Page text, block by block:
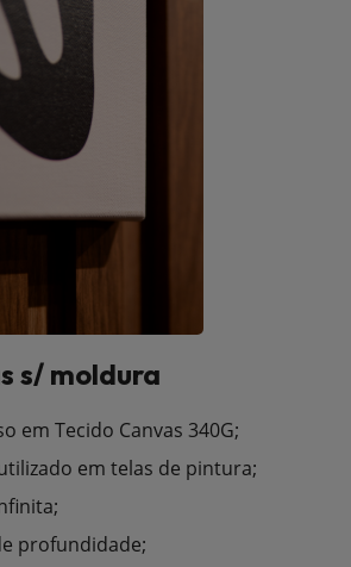
s/ moldura
em Tecido Canvas 340G;
em telas de pintura;
profundidade;